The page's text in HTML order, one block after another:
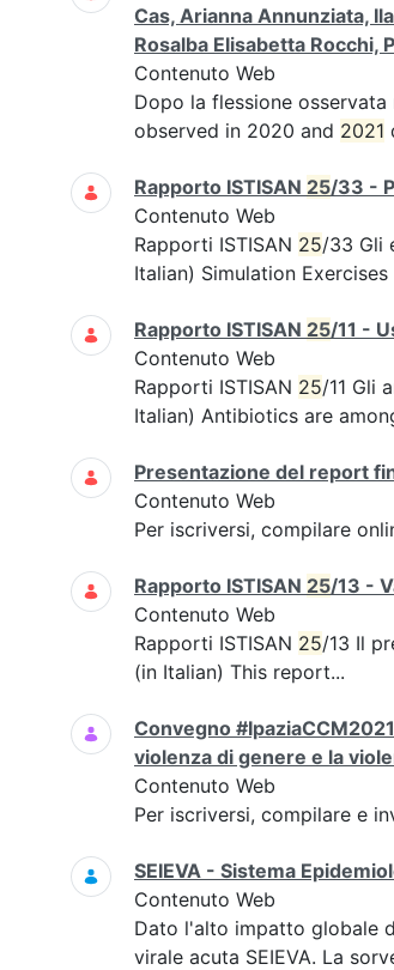
Cas, Arianna Annunziata,
Rosalba Elisabetta Rocchi,
Contenuto Web
Dopo la flessione
observed in 2020 and 2021
Rapporto ISTISAN 25/33 -
Contenuto Web
Rapporti ISTISAN 25/33 Gli
Italian) Simulation Exercises
Rapporto ISTISAN 25/11 -
Contenuto Web
Rapporti ISTISAN 25/11 Gli
Italian) Antibiotics are
Presentazione del report
Contenuto Web
Per iscriversi, compilare
Rapporto ISTISAN 25/13 -
Contenuto Web
Rapporti ISTISAN 25/13 Il
(in Italian) This report...
Convegno
violenza di genere e la
Contenuto Web
Per iscriversi, compilare e
SEIEVA - Sistema
Contenuto Web
Dato l'alto impatto globale
virale acuta SEIEVA. La